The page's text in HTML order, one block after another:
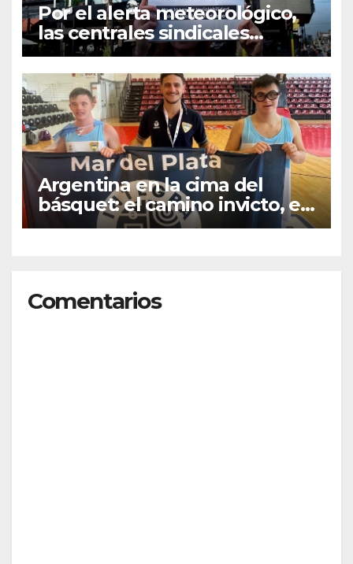
Por el alerta meteorológico,
las centrales sindicales
suspendieron la convocatoria
contra la Ley de Tierras en
Mar del Plata
Argentina en la cima del
básquet: el camino invicto, el
esfuerzo familiar y la jugada
Comentarios